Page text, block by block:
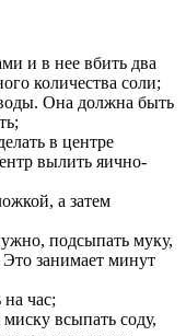
и в нее вбить два
количества соли;
Она должна быть
в центре
вылить яично-
а затем
подсыпать муку,
Это занимает минут
час;
всыпать соду,